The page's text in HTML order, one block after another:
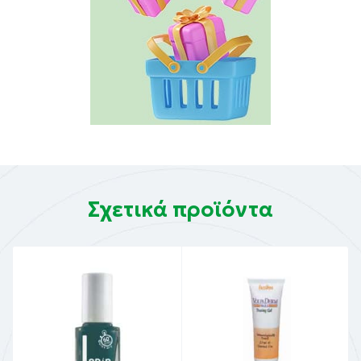
συμβάλλουν στην υγιή ανάπτυξη των νυχιών, και
παρέχουν θρεπτικά συστατικά που ενισχύουν τη
συνολική υγεία των νυχιών.
Οδηγίες χρήσης:
Απλώστε 2 στρώσεις χρώματος, αφήνοντας να
Ολοκληρώστε με το gel top coat.
Συστατικά:
ETHYL ACETATE, BUTYL ACETATE, NITROCELLULOSE,
POLYESTER-23, ACETYL TRIBUTYL CITRATE,
ISOPROPYL ALCOHOL, STEARALKONIUM BENTONITE,
STYRENE/ACRYLATES COPOLYMER, ADIPIC
Σχετικά προϊόντα